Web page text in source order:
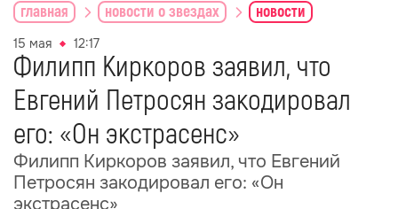
главная новости о звездах новости
15 мая 12:17
Филипп Киркоров заявил, что
Евгений Петросян закодировал
его: «Он экстрасенс»
Филипп Киркоров заявил, что Евгений
Петросян закодировал его: «Он
экстрасенс»